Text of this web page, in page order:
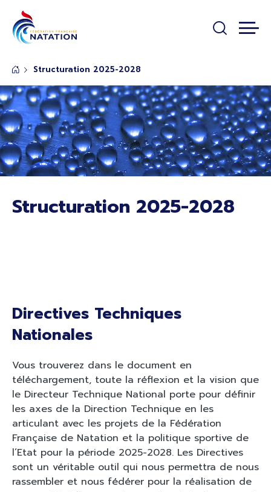
Structuration 2025-2028
Structuration 2025-2028
Directives Techniques
Nationales
Vous trouverez dans le document en
téléchargement, toute la réflexion et la vision que
le Directeur Technique National porte pour définir
les axes de la Direction Technique en les
articulant avec les projets de la Fédération
Française de Natation et la politique sportive de
l’Etat pour la période 2025-2028. Les Directives
sont un véritable outil qui nous permettra de nous
rassembler et nous fédérer pour la réalisation de
Panneau de gestion des cookies